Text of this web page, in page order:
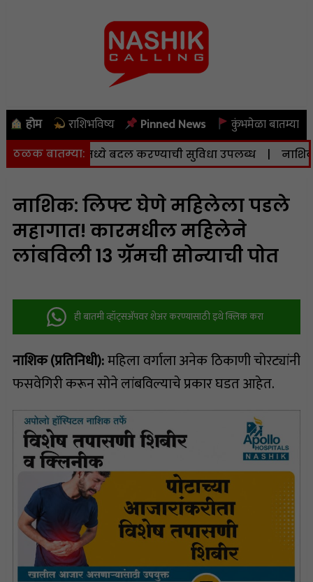
होम राशिभविष्य Pinned News कुंभमेळा बातम्या
ठळक बातम्या:
व केंद्रामध्ये बदल करण्याची सुविधा उपलब्ध | नाशिकला आज
नाशिक: लिफ्ट घेणे महिलेला पडले
महागात! कारमधील महिलेने
लांबविली 13 ग्रॅमची सोन्याची पोत
ही बातमी व्हॉट्सअ‍ॅपवर शेअर करण्यासाठी इथे क्लिक करा
नाशिक (प्रतिनिधी):महिला वर्गाला अनेक ठिकाणी चोरट्यांनी
फसवेगिरी करून सोने लांबविल्याचे प्रकार घडत आहेत.